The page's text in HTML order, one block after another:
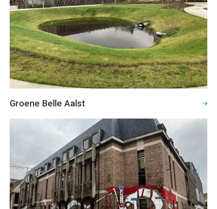
Groene Belle Aalst